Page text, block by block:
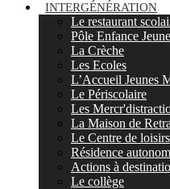
INTERGÉNÉRATION
Le restaurant
Pôle Enfance
La Crèche
Les Ecoles
L’Accueil Jeunes
Le Périscolaire
Les
La Maison de
Le Centre de
Résidence
Actions à
Le collège